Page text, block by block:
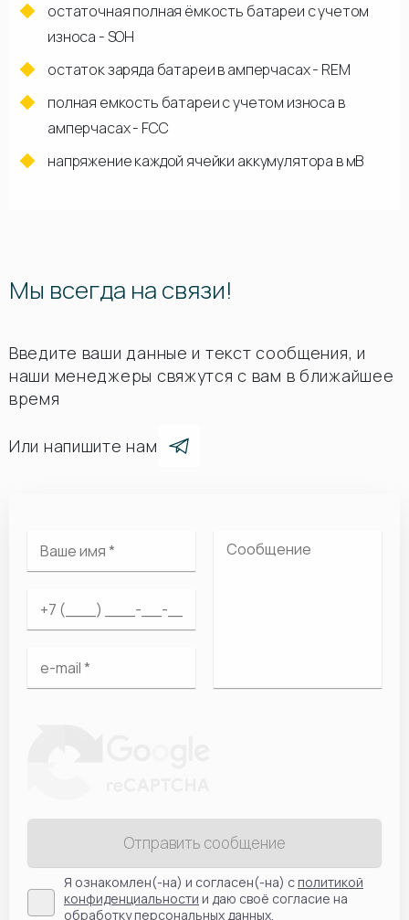
остаточная полная ёмкость батареи с учетом
износа - SOH
остаток заряда батареи в амперчасах - REM
полная емкость батареи с учетом износа в
амперчасах - FCC
напряжение каждой ячейки аккумулятора в мВ
Мы всегда на связи!
Введите ваши данные и текст сообщения, и
наши менеджеры свяжутся с вам в ближайшее
время
Или напишите нам
Отправить сообщение
Я ознакомлен(-на) и согласен(-на) сполитикой
конфиденциальности и даю своё согласие на
обработку персональных данных.